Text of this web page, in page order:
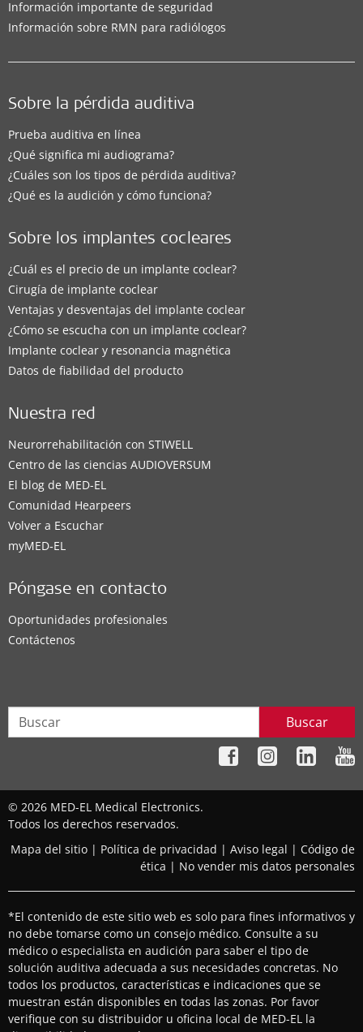
Información importante de seguridad
Información sobre RMN para radiólogos
Sobre la pérdida auditiva
Prueba auditiva en línea
¿Qué significa mi audiograma?
¿Cuáles son los tipos de pérdida auditiva?
¿Qué es la audición y cómo funciona?
Sobre los implantes cocleares
¿Cuál es el precio de un implante coclear?
Cirugía de implante coclear
Ventajas y desventajas del implante coclear
¿Cómo se escucha con un implante coclear?
Implante coclear y resonancia magnética
Datos de fiabilidad del producto
Nuestra red
Neurorrehabilitación con STIWELL
Centro de las ciencias AUDIOVERSUM
El blog de MED-EL
Comunidad Hearpeers
Volver a Escuchar
myMED‑EL
Póngase en contacto
Oportunidades profesionales
Contáctenos
Buscar
© 2026 MED-EL Medical Electronics.
Todos los derechos reservados.
Mapa del sitio | Política de privacidad | Aviso legal | Código de
ética | No vender mis datos personales
*El contenido de este sitio web es solo para fines informativos y
no debe tomarse como un consejo médico. Consulte a su
médico o especialista en audición para saber el tipo de
solución auditiva adecuada a sus necesidades concretas. No
todos los productos, características e indicaciones que se
muestran están disponibles en todas las zonas. Por favor
verifique con su distribuidor u oficina local de MED-EL la